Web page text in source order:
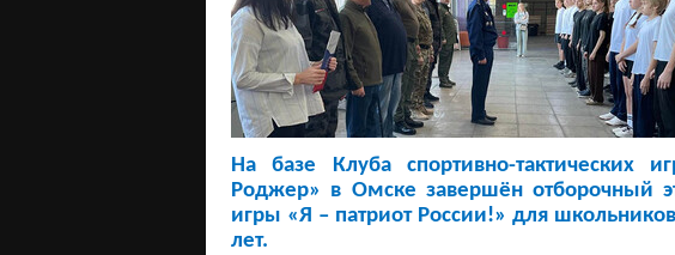
На базе Клуба спортивно-тактических
Роджер» в Омске завершён отборочный
игры «Я – патриот России!» для
лет.